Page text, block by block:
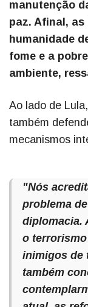
manutenção
paz. Afinal, as
humanidade
fome e a
ambiente,
Ao lado de
também
mecanismos
"Nós
problema
diplomacia.
o
inimigos de
também